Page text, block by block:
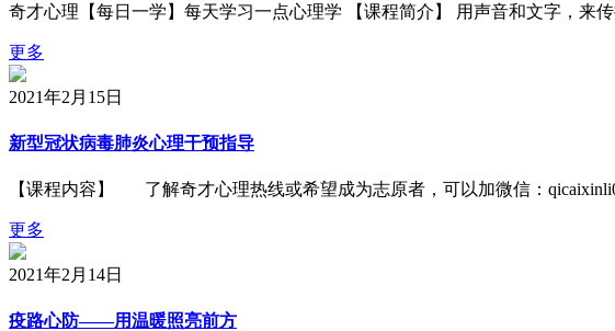
奇才心理【每日一学】每天学习一点心理学 【课程简介】 用声音和文字，来
更多
2021年2月15日
新型冠状病毒肺炎心理干预指导
【课程内容】 了解奇才心理热线或希望成为志原者，可以加微信：
更多
2021年2月14日
疫路心防——用温暖照亮前方